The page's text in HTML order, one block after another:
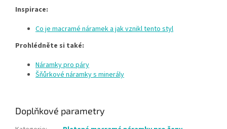
Inspirace:
Co je macramé náramek a jak vznikl tento styl
Prohlédněte si také:
Náramky pro páry
Šňůrkové náramky s minerály
Doplňkové parametry